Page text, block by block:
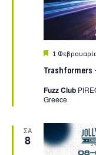
Trashformers
Featured
1
Fuzz Club
Greece
ΣΑ
8